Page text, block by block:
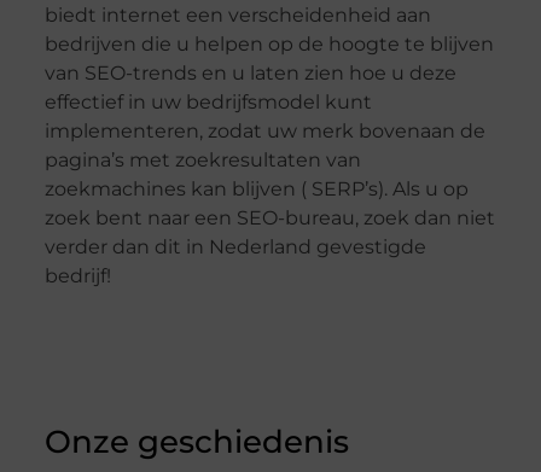
biedt internet een verscheidenheid aan
bedrijven die u helpen op de hoogte te blijven
van SEO-trends en u laten zien hoe u deze
effectief in uw bedrijfsmodel kunt
implementeren, zodat uw merk bovenaan de
pagina’s met zoekresultaten van
zoekmachines kan blijven ( SERP’s). Als u op
zoek bent naar een SEO-bureau, zoek dan niet
verder dan dit in Nederland gevestigde
bedrijf!
Onze geschiedenis